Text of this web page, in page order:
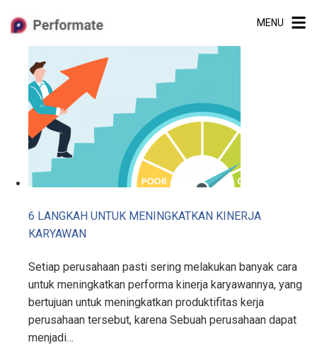
content
MENU
6 LANGKAH UNTUK MENINGKATKAN KINERJA
KARYAWAN
Setiap perusahaan pasti sering melakukan banyak cara
untuk meningkatkan performa kinerja karyawannya, yang
bertujuan untuk meningkatkan produktifitas kerja
perusahaan tersebut, karena Sebuah perusahaan dapat
menjadi…